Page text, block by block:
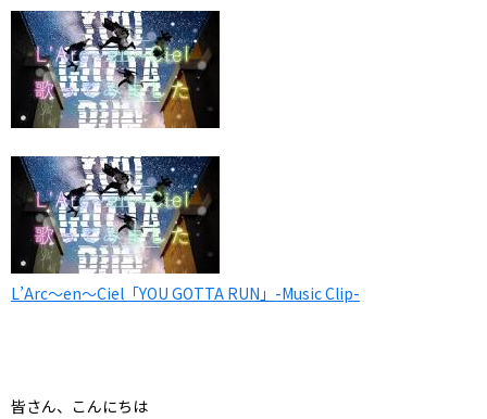
L’Arc～en～Ciel「YOU GOTTA RUN」-Music Clip-
皆さん、こんにちは